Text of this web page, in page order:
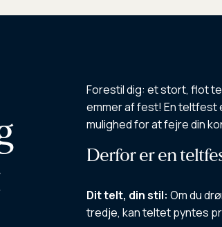
Forestil dig: et stort, flot
emmer af fest! En teltfest
mulighed for at fejre din
Derfor er en
Dit telt, din stil: Om du
tredje, kan teltet pyntes